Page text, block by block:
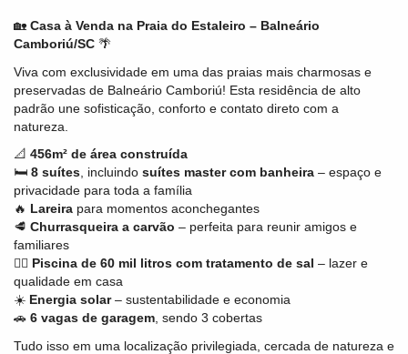
🏡 Casa à Venda na Praia do Estaleiro – Balneário
Camboriú/SC 🌴
Viva com exclusividade em uma das praias mais charmosas e
preservadas de Balneário Camboriú! Esta residência de alto
padrão une sofisticação, conforto e contato direto com a
natureza.
📐 456m² de área construída
🛏️ 8 suítes , incluindo suítes master com banheira – espaço e
privacidade para toda a família
🔥 Lareira para momentos aconchegantes
🥩 Churrasqueira a carvão – perfeita para reunir amigos e
familiares
🏊‍♂️ Piscina de 60 mil litros com tratamento de sal – lazer e
qualidade em casa
☀️ Energia solar– sustentabilidade e economia
🚗 6 vagas de garagem , sendo 3 cobertas
Tudo isso em uma localização privilegiada, cercada de natureza e